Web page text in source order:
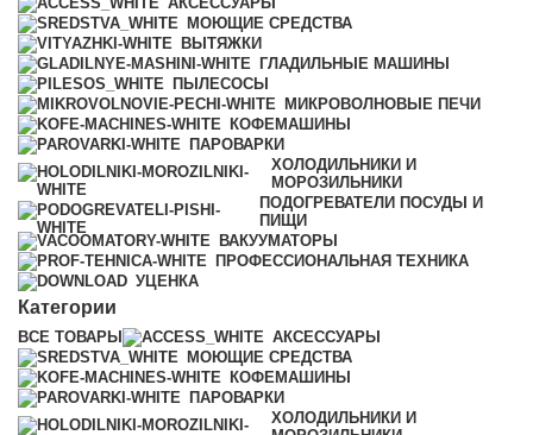
МОЮЩИЕ СРЕДСТВА
ВЫТЯЖКИ
ГЛАДИЛЬНЫЕ МАШИНЫ
ПЫЛЕСОСЫ
МИКРОВОЛНОВЫЕ ПЕЧИ
КОФЕМАШИНЫ
ПАРОВАРКИ
ХОЛОДИЛЬНИКИ И
МОРОЗИЛЬНИКИ
ПОДОГРЕВАТЕЛИ ПОСУДЫ И
ПИЩИ
ВАКУУМАТОРЫ
ПРОФЕССИОНАЛЬНАЯ ТЕХНИКА
УЦЕНКА
Категории
ВСЕ ТОВАРЫ
АКСЕССУАРЫ
МОЮЩИЕ СРЕДСТВА
КОФЕМАШИНЫ
ПАРОВАРКИ
ХОЛОДИЛЬНИКИ И